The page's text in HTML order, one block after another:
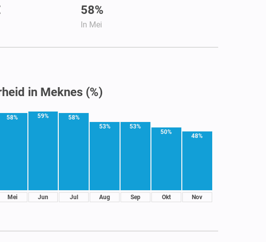
58%
In Mei
in Meknes (%)
58%
Mei
59%
Jun
58%
Jul
53%
Aug
53%
Sep
50%
Okt
48%
Nov